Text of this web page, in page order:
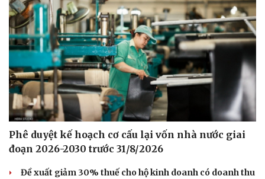
Nam khoa
Làm đẹp - giảm cân
Phòng mạch online
Ăn sạch sống khỏe
Phê duyệt kế hoạch cơ cấu lại vốn nhà nước giai
đoạn 2026-2030 trước 31/8/2026
Đề xuất giảm 30% thuế cho hộ kinh doanh có doanh thu